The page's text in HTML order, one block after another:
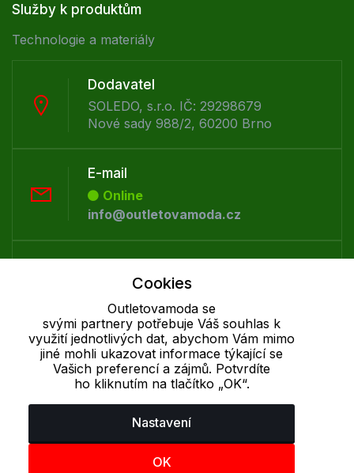
Služby k produktům
Technologie a materiály
Dodavatel
SOLEDO, s.r.o. IČ: 29298679
Nové sady 988/2, 60200 Brno
E-mail
Online
info@outletovamoda.cz
Offline
+420 530 334 926
Cookie - podrobné nastavení|Další informace|Ochrana osobních
Cookies
Outletovamoda se
svými partnery potřebuje Váš souhlas k
využití jednotlivých dat, abychom Vám mimo
jiné mohli ukazovat informace týkající se
Vašich preferencí a zájmů. Potvrdíte
ho kliknutím na tlačítko „OK“.
Nastavení
OK